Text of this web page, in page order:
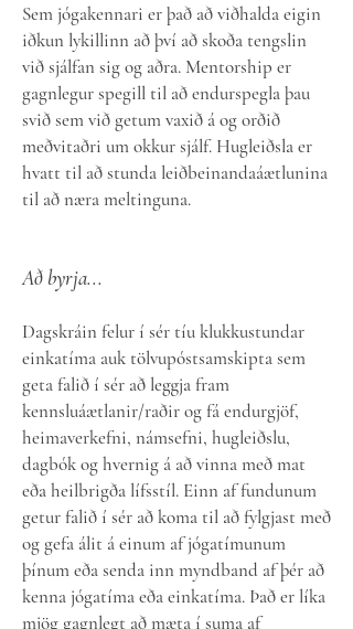
Sem jógakennari er það að viðhalda eigin
iðkun lykillinn að því að skoða tengslin
við sjálfan sig og aðra. Mentorship er
gagnlegur spegill til að endurspegla þau
svið sem við getum vaxið á og orðið
meðvitaðri um okkur sjálf. Hugleiðsla er
hvatt til að stunda leiðbeinandaáætlunina
til að næra meltinguna.
Að byrja...
Dagskráin felur í sér tíu klukkustundar
einkatíma auk tölvupóstsamskipta sem
geta falið í sér að leggja fram
kennsluáætlanir/raðir og fá endurgjöf,
heimaverkefni, námsefni, hugleiðslu,
dagbók og hvernig á að vinna með mat
eða heilbrigða lífsstíl. Einn af fundunum
getur falið í sér að koma til að fylgjast með
og gefa álit á einum af jógatímunum
þínum eða senda inn myndband af þér að
kenna jógatíma eða einkatíma. Það er líka
mjög gagnlegt að mæta í suma af